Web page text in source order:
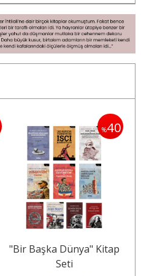
%40
"Bir Başka Dünya" Kitap
Seti